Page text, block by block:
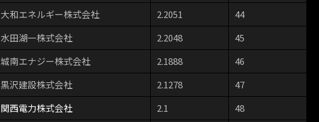
大和エネルギー株式会社 2.2051
44
水田湖一株式会社 2.2048
45
城南エナジー株式会社 2.1888
46
黒沢建設株式会社 2.1278
47
関西電力株式会社 2.1 48